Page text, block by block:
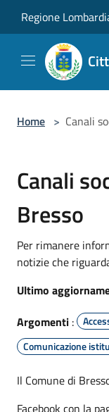
Regione
Home > Canali
Canali
Bresso
Per rimanere
notizie che
Ultimo
Argomenti :
Comunicazione
Il Comune di
Facebook con la